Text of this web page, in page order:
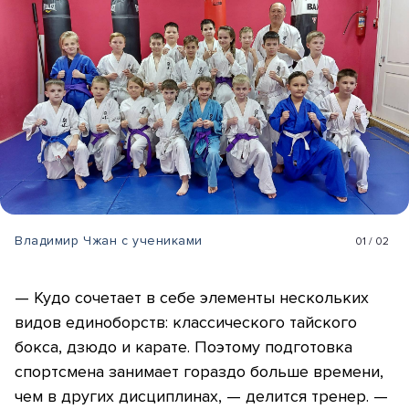
Владимир Чжан с учениками 01 / 02
— Кудо сочетает в себе элементы нескольких
видов единоборств: классического тайского
бокса, дзюдо и карате. Поэтому подготовка
спортсмена занимает гораздо больше времени,
чем в других дисциплинах, — делится тренер. —